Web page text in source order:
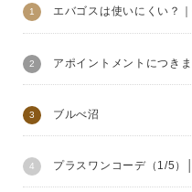
エバゴスは使いにくい？
アポイントメントにつき
ブルべ沼
プラスワンコーデ（1/5